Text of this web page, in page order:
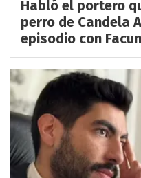
Habló el portero
perro de Candela
episodio con